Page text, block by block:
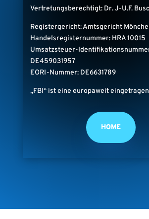
Vertretungsberechtigt: Dr. J-U.F.
Registergericht: Amtsgericht
Handelsregisternummer: HRA 10015
Umsatzsteuer-
DE459031957
EORI-Nummer: DE6631789
„FBI“ ist eine europaweit
HOME